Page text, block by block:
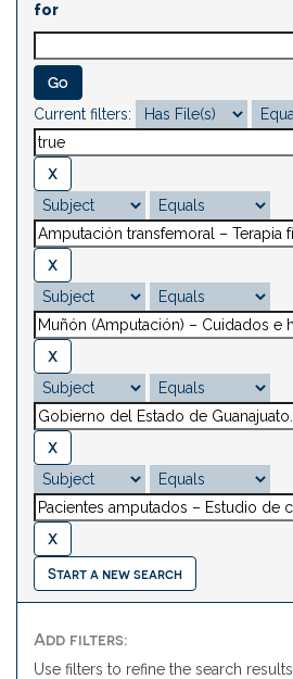
for
Current filters:
Start a new search
Add filters:
Use filters to refine the search results.